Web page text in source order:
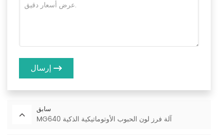
إرسال
سابق
MG640 آلة فرز لون الحبوب الأوتوماتيكية الذكية